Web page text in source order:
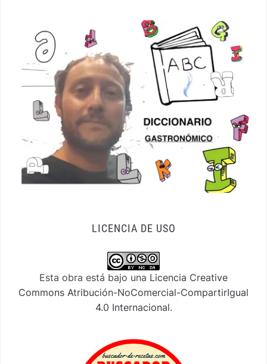
LICENCIA DE USO
Esta obra está bajo una Licencia Creative
Commons Atribución-NoComercial-CompartirIgual
4.0 Internacional.